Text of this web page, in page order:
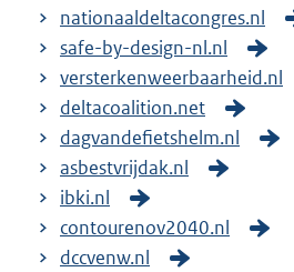
nationaaldeltacongres.nl
safe-by-design-nl.nl
versterkenweerbaarheid.nl
deltacoalition.net
dagvandefietshelm.nl
asbestvrijdak.nl
ibki.nl
contourenov2040.nl
dccvenw.nl